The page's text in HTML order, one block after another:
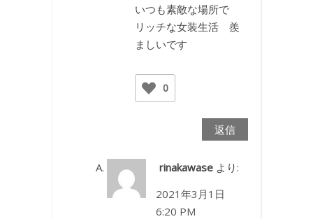
いつも素敵な場所で
リッチな女装生活 羨
ましいです
0
返信
rinakawase より:
2021年3月1日
6:20 PM